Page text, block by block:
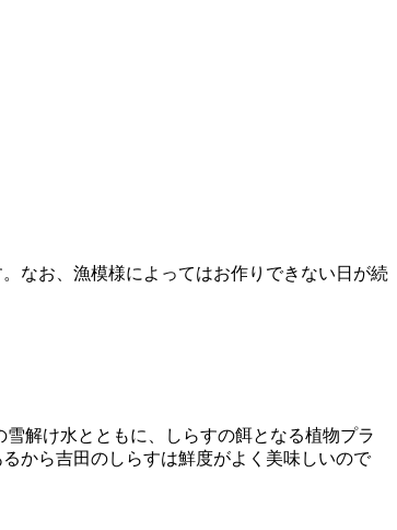
なお、漁模様によってはお作りできない日が続
解け水とともに、しらすの餌となる植物プラ
から吉田のしらすは鮮度がよく美味しいので